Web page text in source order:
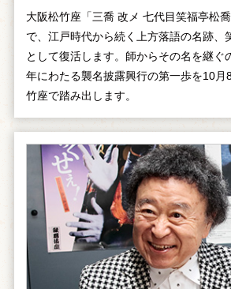
大阪松竹座「三喬 改メ 七代目笑福亭松喬
で、江戸時代から続く上方落語の名跡、
として復活します。師からその名を継ぐ
年にわたる襲名披露興行の第一歩を10月
竹座で踏み出します。